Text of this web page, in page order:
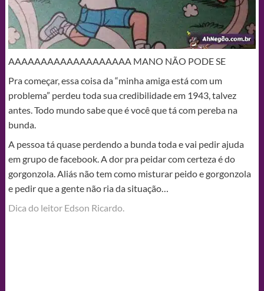
AAAAAAAAAAAAAAAAAAA MANO NÃO PODE SE
Pra começar, essa coisa da “minha amiga está com um
problema” perdeu toda sua credibilidade em 1943, talvez
antes. Todo mundo sabe que é você que tá com pereba na
bunda.
A pessoa tá quase perdendo a bunda toda e vai pedir ajuda
em grupo de facebook. A dor pra peidar com certeza é do
gorgonzola. Aliás não tem como misturar peido e gorgonzola
e pedir que a gente não ria da situação…
Dica do leitor Edson Ricardo.